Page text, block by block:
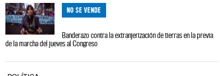
NO SE VENDE
Banderazo contra la extranjerización de tierras en la previa
de la marcha del jueves al Congreso